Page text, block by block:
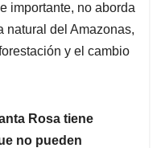
importante, no aborda
natural del Amazonas,
y el cambio
Rosa tiene
no pueden